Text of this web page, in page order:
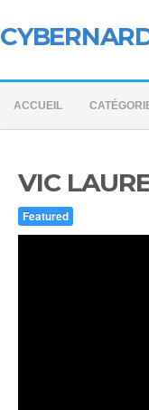
ACCUEIL
VIC
Featured